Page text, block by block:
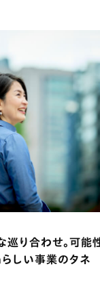
巡り合わせ。可能
しい事業のタネ